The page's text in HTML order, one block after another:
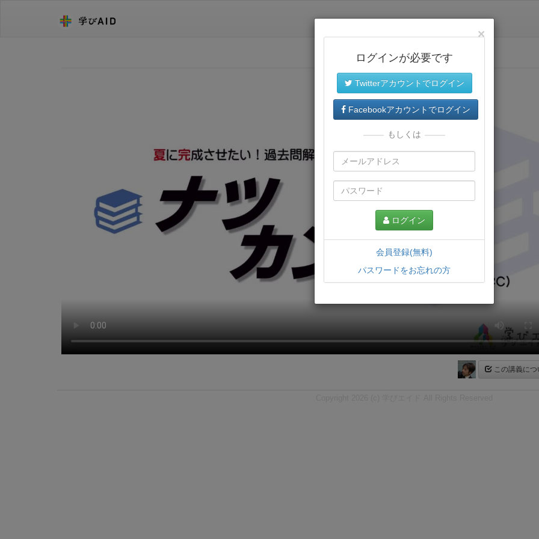
この講義に
×
ログインが必要です
Twitterアカウントでログイン
Facebookアカウントでログイン
もしくは
ログイン
会員登録(無料)
パスワードをお忘れの方